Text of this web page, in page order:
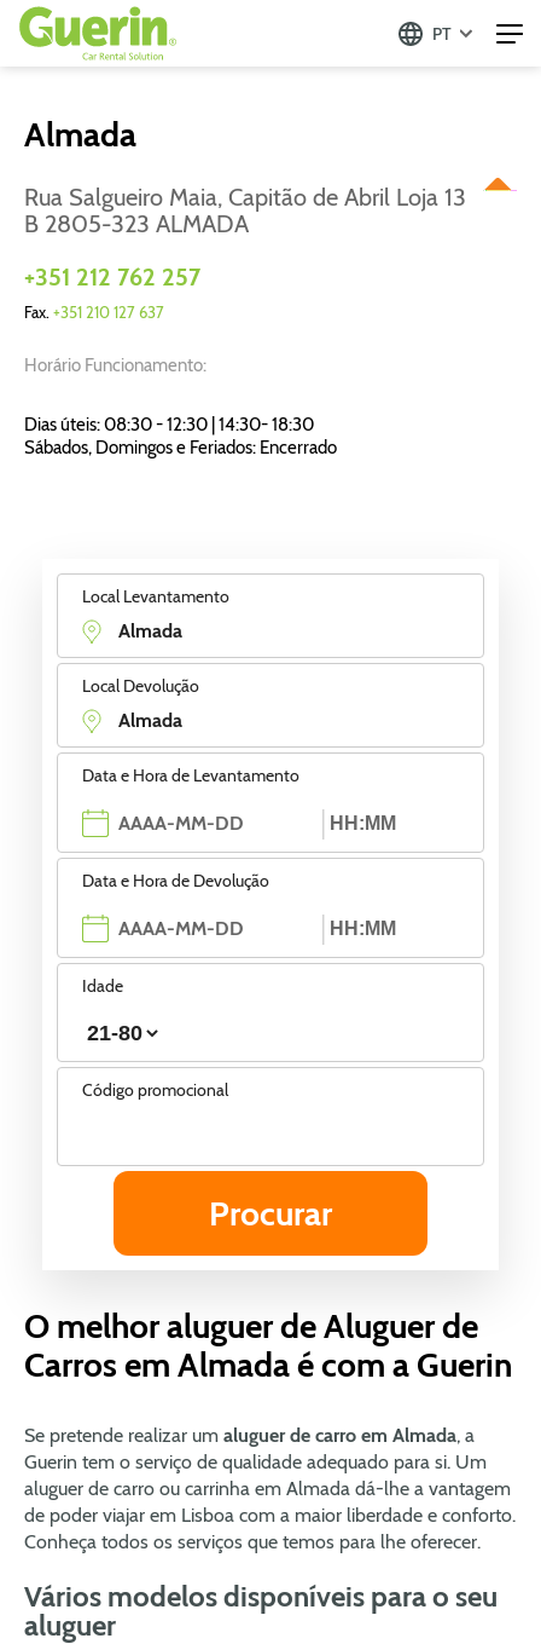
PT
Almada
Rua Salgueiro Maia, Capitão de Abril Loja 13
B 2805-323 ALMADA
+351 212 762 257
Fax. +351 210 127 637
Horário Funcionamento:
Dias úteis: 08:30 - 12:30 | 14:30- 18:30
Sábados, Domingos e Feriados: Encerrado
Local Levantamento
Local Devolução
Data e Hora de Levantamento
Data e Hora de Devolução
Idade
Código promocional
O melhor aluguer de Aluguer de
Carros em Almada é com a Guerin
Se pretende realizar um aluguer de carro em Almada, a
Guerin tem o serviço de qualidade adequado para si. Um
aluguer de carro ou carrinha em Almada dá-lhe a vantagem
de poder viajar em Lisboa com a maior liberdade e conforto.
Conheça todos os serviços que temos para lhe oferecer.
Vários modelos disponíveis para o seu
aluguer